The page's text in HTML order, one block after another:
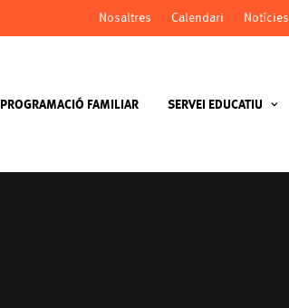
Nosaltres Calendari Notícies
PROGRAMACIÓ FAMILIAR SERVEI EDUCATIU